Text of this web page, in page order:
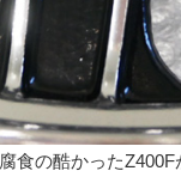
食の酷かった